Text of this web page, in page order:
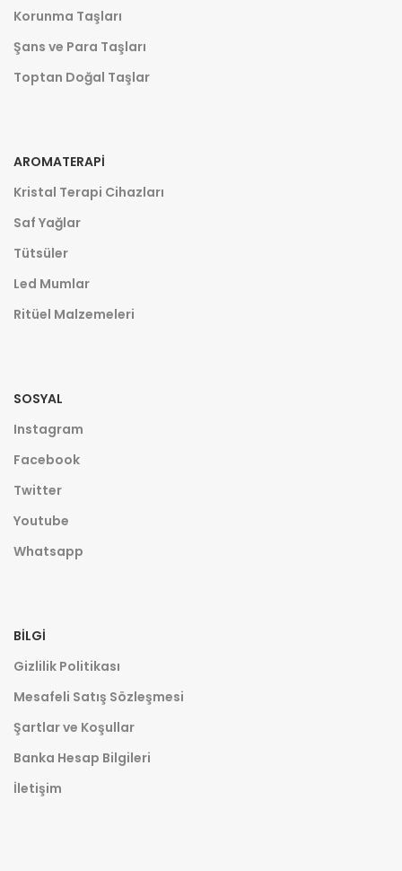
Korunma Taşları
Şans ve Para Taşları
Toptan Doğal Taşlar
AROMATERAPI
Kristal Terapi Cihazları
Saf Yağlar
Tütsüler
Led Mumlar
Ritüel Malzemeleri
SOSYAL
Instagram
Facebook
Twitter
Youtube
Whatsapp
BILGI
Gizlilik Politikası
Mesafeli Satış Sözleşmesi
Şartlar ve Koşullar
Banka Hesap Bilgileri
İletişim